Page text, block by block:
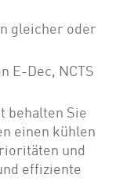
gleicher oder
E-Dec, NCTS
behalten Sie
einen kühlen
und
effiziente